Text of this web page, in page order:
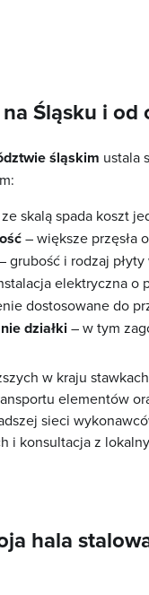
Śląsku i od
śląskim ustala
skalą spada koszt
– większe przęsła
grubość i rodzaj
elektryczna o
dostosowane do
działki – w tym
w kraju
elementów
sieci
i konsultacja z
hala